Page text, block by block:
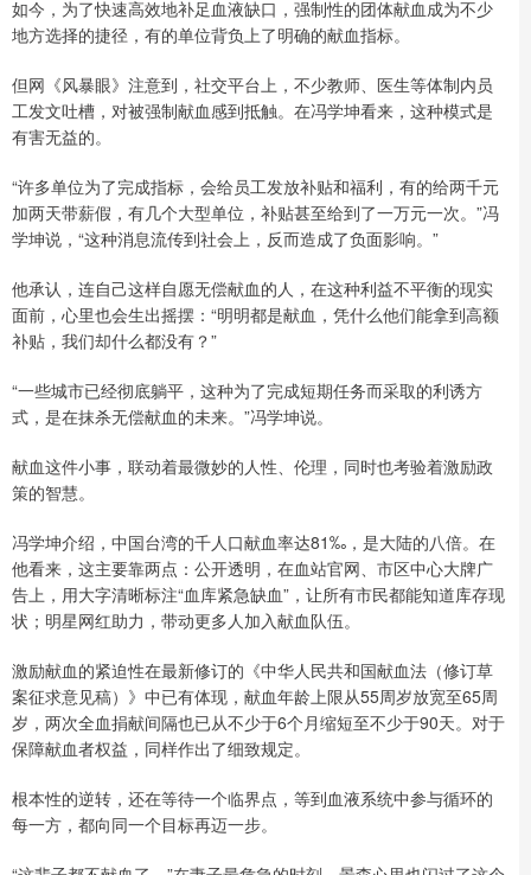
如今，为了快速高效地补足血液缺口，强制性的团体献血成为不少
地方选择的捷径，有的单位背负上了明确的献血指标。
但网《风暴眼》注意到，社交平台上，不少教师、医生等体制内员
工发文吐槽，对被强制献血感到抵触。在冯学坤看来，这种模式是
有害无益的。
“许多单位为了完成指标，会给员工发放补贴和福利，有的给两千元
加两天带薪假，有几个大型单位，补贴甚至给到了一万元一次。”冯
学坤说，“这种消息流传到社会上，反而造成了负面影响。”
他承认，连自己这样自愿无偿献血的人，在这种利益不平衡的现实
面前，心里也会生出摇摆：“明明都是献血，凭什么他们能拿到高额
补贴，我们却什么都没有？”
“一些城市已经彻底躺平，这种为了完成短期任务而采取的利诱方
式，是在抹杀无偿献血的未来。”冯学坤说。
献血这件小事，联动着最微妙的人性、伦理，同时也考验着激励政
策的智慧。
冯学坤介绍，中国台湾的千人口献血率达81‰，是大陆的八倍。在
他看来，这主要靠两点：公开透明，在血站官网、市区中心大牌广
告上，用大字清晰标注“血库紧急缺血”，让所有市民都能知道库存现
状；明星网红助力，带动更多人加入献血队伍。
激励献血的紧迫性在最新修订的《中华人民共和国献血法（修订草
案征求意见稿）》中已有体现，献血年龄上限从55周岁放宽至65周
岁，两次全血捐献间隔也已从不少于6个月缩短至不少于90天。对于
保障献血者权益，同样作出了细致规定。
根本性的逆转，还在等待一个临界点，等到血液系统中参与循环的
每一方，都向同一个目标再迈一步。